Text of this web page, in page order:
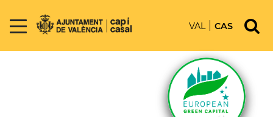
VAL CAS